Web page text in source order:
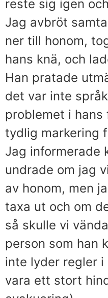
reste sig igen
Jag avbröt
ner till honom,
hans knä, och
Han pratade
det var inte
problemet i hans
tydlig markering
Jag informerade
undrade om jag
av honom, men
taxa ut och om
så skulle vi
person som han
inte lyder regler
vara ett stort